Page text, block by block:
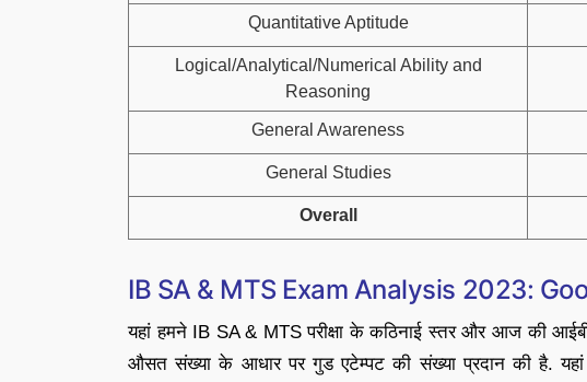
Quantitative Aptitude
Logical/Analytical/Numerical Ability and
Reasoning
General Awareness
General Studies
Overall
IB SA & MTS Exam Analysis 2023:
यहां हमने IB SA & MTS परीक्षा के कठिनाई स्तर और आज की आईबी
औसत संख्या के आधार पर गुड एटेम्पट की संख्या प्रदान की है. यहां